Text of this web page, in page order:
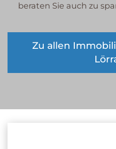
beraten Sie auch zu
Zu allen